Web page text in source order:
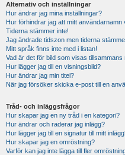
Alternativ och inställningar
Hur ändrar jag mina inställningar?
Hur förhindrar jag att mitt
Tiderna stämmer inte!
Jag ändrade tidszon men tiderna
Mitt språk finns inte med i listan!
Vad är det för bild som visas
Hur lägger jag till en visningsbild?
Hur ändrar jag min titel?
När jag försöker skicka e-post till en
Tråd- och inläggsfrågor
Hur skapar jag en ny tråd i en kategori?
Hur ändrar och raderar jag inlägg?
Hur lägger jag till en signatur till mitt
Hur skapar jag en omröstning?
Varför kan jag inte lägga till fler